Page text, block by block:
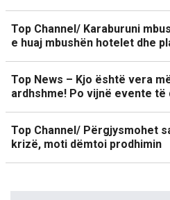
Top Channel/ Karaburuni
e huaj mbushën hotelet dhe
Top News – Kjo është vera
ardhshme! Po vijnë evente të
Top Channel/ Përgjysmohet
krizë, moti dëmtoi prodhimin